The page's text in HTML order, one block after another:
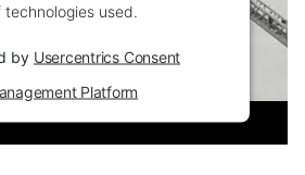
technologies used.
by Usercentrics Consent
Platform